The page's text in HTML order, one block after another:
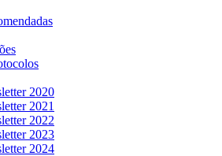
2020
2021
2022
2023
2024